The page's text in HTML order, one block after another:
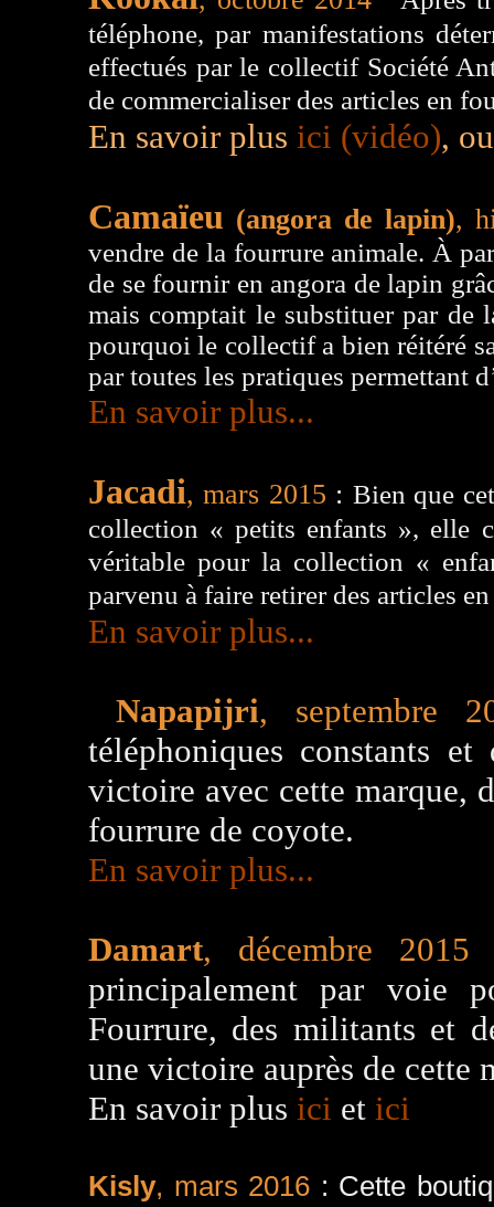
téléphone, par manifestations
effectués par le collectif Société
de commercialiser des articles en
En savoir plus ici (vidéo),
Camaïeu (angora de lapin),
vendre de la fourrure animale. À
de se fournir en angora de lapin
mais comptait le substituer par de
pourquoi le collectif a bien réitéré
par toutes les pratiques permettant
En savoir plus...
Jacadi, mars 2015 : Bien que
collection « petits enfants », elle
véritable pour la collection «
parvenu à faire retirer des articles
En savoir plus...
Napapijri, septembre
téléphoniques constants
victoire avec cette marque,
fourrure de coyote.
En savoir plus...
Damart, décembre 2015
principalement par voie
Fourrure, des militants et
une victoire auprès de cette
En savoir plus ici et ici
Kisly, mars 2016 : Cette